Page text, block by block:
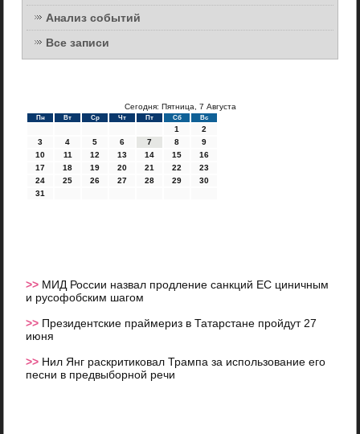
Анализ событий
Все записи
Сегодня: Пятница, 7 Августа
Пн Вт Ср Чт Пт Сб Вс
1
2
3
4 5 6 7 8
9
10
11 12 13 14 15
16
17
18 19 20 21 22
23
24
25 26 27 28 29
30
31
>> МИД России назвал продление санкций ЕС циничным
и русофобским шагом
>> Президентские праймериз в Татарстане пройдут 27
июня
>> Нил Янг раскритиковал Трампа за использование его
песни в предвыборной речи